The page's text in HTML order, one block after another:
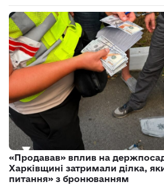
«Продавав» вплив на
Харківщині затримали ділка,
питання» з бронюванням